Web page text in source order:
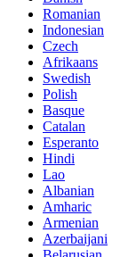
Romanian
Indonesian
Czech
Afrikaans
Swedish
Polish
Basque
Catalan
Esperanto
Hindi
Lao
Albanian
Amharic
Armenian
Azerbaijani